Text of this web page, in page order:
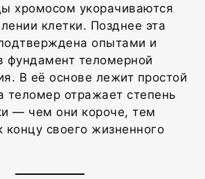
хромосом укорачиваются
клетки. Позднее эта
опытами и
фундамент теломерной
В её основе лежит простой
теломер отражает степень
— чем они короче, тем
концу своего жизненного